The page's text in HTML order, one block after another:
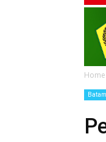
Home
Batam